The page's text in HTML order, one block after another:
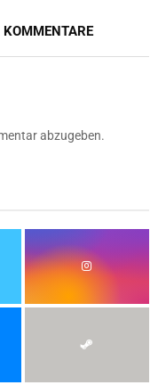
KOMMENTARE
abzugeben.